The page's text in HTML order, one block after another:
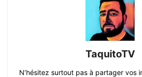
TaquitoTV
N’hésitez surtout pas à partager vos